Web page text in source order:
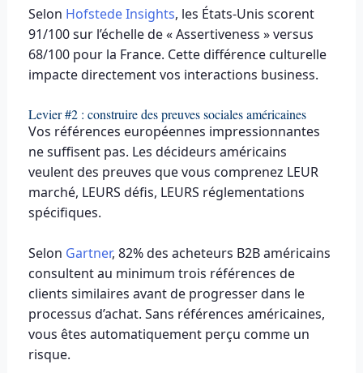
Selon Hofstede Insights, les États-Unis scorent
91/100 sur l’échelle de « Assertiveness » versus
68/100 pour la France. Cette différence culturelle
impacte directement vos interactions business.
Levier #2 : construire des preuves sociales américaines
Vos références européennes impressionnantes
ne suffisent pas. Les décideurs américains
veulent des preuves que vous comprenez LEUR
marché, LEURS défis, LEURS réglementations
spécifiques.
Selon Gartner, 82% des acheteurs B2B américains
consultent au minimum trois références de
clients similaires avant de progresser dans le
processus d’achat. Sans références américaines,
vous êtes automatiquement perçu comme un
risque.